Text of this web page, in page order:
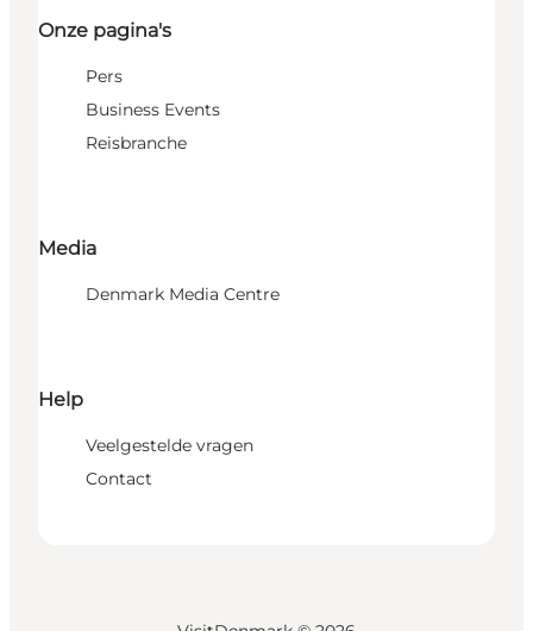
Onze pagina's
Pers
Business Events
Reisbranche
Media
Denmark Media Centre
Help
Veelgestelde vragen
Contact